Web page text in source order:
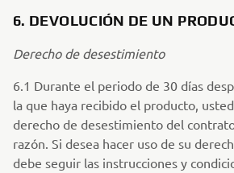
6. DEVOLUCIÓN DE UN
Derecho de desestimiento
6.1 Durante el periodo de 30 días
la que haya recibido el producto,
derecho de desestimiento del
razón. Si desea hacer uso de su
debe seguir las instrucciones y